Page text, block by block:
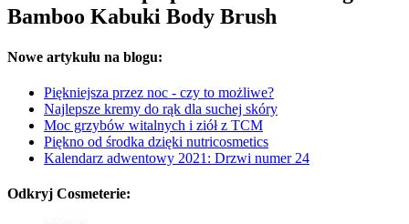
Bamboo Kabuki Body Brush
Nowe artykułu na blogu:
Piękniejsza przez noc - czy to możliwe?
Najlepsze kremy do rąk dla suchej skóry
Moc grzybów witalnych i ziół z TCM
Piękno od środka dzięki nutricosmetics
Kalendarz adwentowy 2021: Drzwi numer 24
Odkryj Cosmeterie: